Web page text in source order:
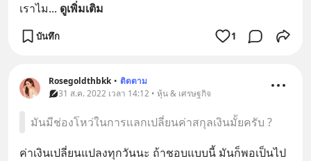
เราไม... ดูเพิ่มเติม
บันทึก 1
Rosegoldthbkk • ติดตาม
31 ส.ค. 2022 เวลา 14:12 • หุ้น & เศรษฐกิจ
มันมีช่องโหว่ในการเเลกเปลี่ยนค่าสกุลเงินมั้ยครับ ?
ค่าเงินเปลี่ยนแปลงทุกวันนะ ถ้าชอบแบบนี้ มันก็พอเป็นไป